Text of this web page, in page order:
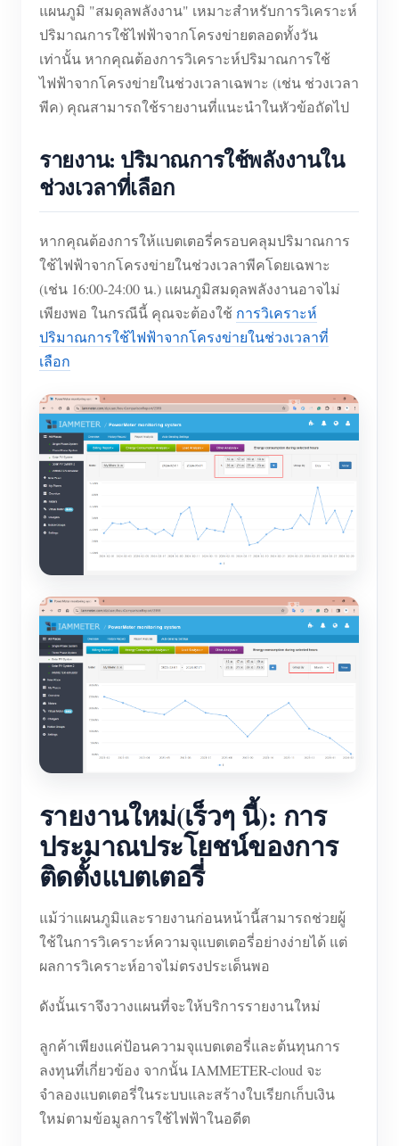
แผนภูมิ "สมดุลพลังงาน" เหมาะสำหรับการวิเคราะห์
ปริมาณการใช้ไฟฟ้าจากโครงข่ายตลอดทั้งวัน
เท่านั้น หากคุณต้องการวิเคราะห์ปริมาณการใช้
ไฟฟ้าจากโครงข่ายในช่วงเวลาเฉพาะ (เช่น ช่วงเวลา
พีค) คุณสามารถใช้รายงานที่แนะนำในหัวข้อถัดไป
รายงาน: ปริมาณการใช้พลังงานใน
ช่วงเวลาที่เลือก
หากคุณต้องการให้แบตเตอรี่ครอบคลุมปริมาณการ
ใช้ไฟฟ้าจากโครงข่ายในช่วงเวลาพีคโดยเฉพาะ
(เช่น 16:00-24:00 น.) แผนภูมิสมดุลพลังงานอาจไม่
เพียงพอ ในกรณีนี้ คุณจะต้องใช้ การวิเคราะห์
ปริมาณการใช้ไฟฟ้าจากโครงข่ายในช่วงเวลาที่
เลือก
รายงานใหม่(เร็วๆ นี้): การ
ประมาณประโยชน์ของการ
ติดตั้งแบตเตอรี่
แม้ว่าแผนภูมิและรายงานก่อนหน้านี้สามารถช่วยผู้
ใช้ในการวิเคราะห์ความจุแบตเตอรี่อย่างง่ายได้ แต่
ผลการวิเคราะห์อาจไม่ตรงประเด็นพอ
ดังนั้นเราจึงวางแผนที่จะให้บริการรายงานใหม่
ลูกค้าเพียงแค่ป้อนความจุแบตเตอรี่และต้นทุนการ
ลงทุนที่เกี่ยวข้อง จากนั้น IAMMETER-cloud จะ
จำลองแบตเตอรี่ในระบบและสร้างใบเรียกเก็บเงิน
ใหม่ตามข้อมูลการใช้ไฟฟ้าในอดีต